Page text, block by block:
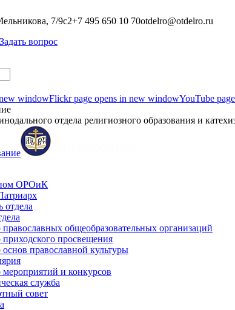
7/9с2+7 495 650 10 70otdelro@otdelro.ru
Задать вопрос
windowFlickr page opens in new windowYouTube
отдела религиозного образования и
ОРОиК
отдела
православных общеобразовательных организаций
приходского просвещения
основ православной культуры
мероприятий и конкурсов
служба
совет